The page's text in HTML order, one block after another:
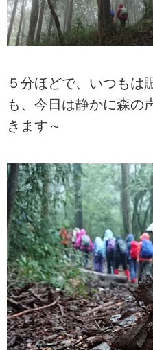
５分ほどで、いつもは
も、今日は静かに森の
きます～